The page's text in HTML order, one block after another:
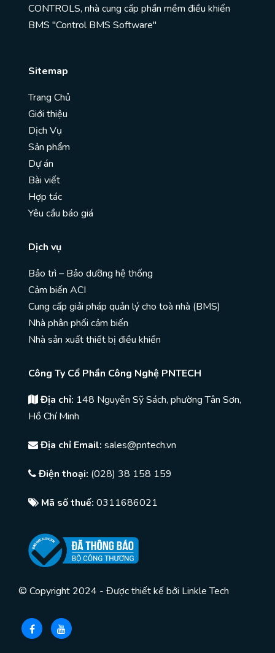
CONTROLS, nhà cung cấp phần mềm điều khiển
BMS "Control BMS Software"
Sitemap
Trang Chủ
Giới thiệu
Dịch Vụ
Sản phẩm
Dự án
Bài viết
Hợp tác
Yêu cầu báo giá
Dịch vụ
Bảo trì – Bảo dưỡng hệ thống
Cảm biến ACI
Cung cấp giải pháp quản lý cho toà nhà (BMS)
Nhà phân phối cảm biến
Nhà sản xuất thiết bị điều khiển
Công Ty Cổ Phần Công Nghệ PNTECH
Địa chỉ: 148 Nguyễn Sỹ Sách, phường Tân Sơn,
Hồ Chí Minh
Địa chỉ Email: sales@pntech.vn
Điện thoại: (028) 38 158 159
Mã số thuế: 0311686021
© Copyright 2024 - Được thiết kế bởi Linkle Tech